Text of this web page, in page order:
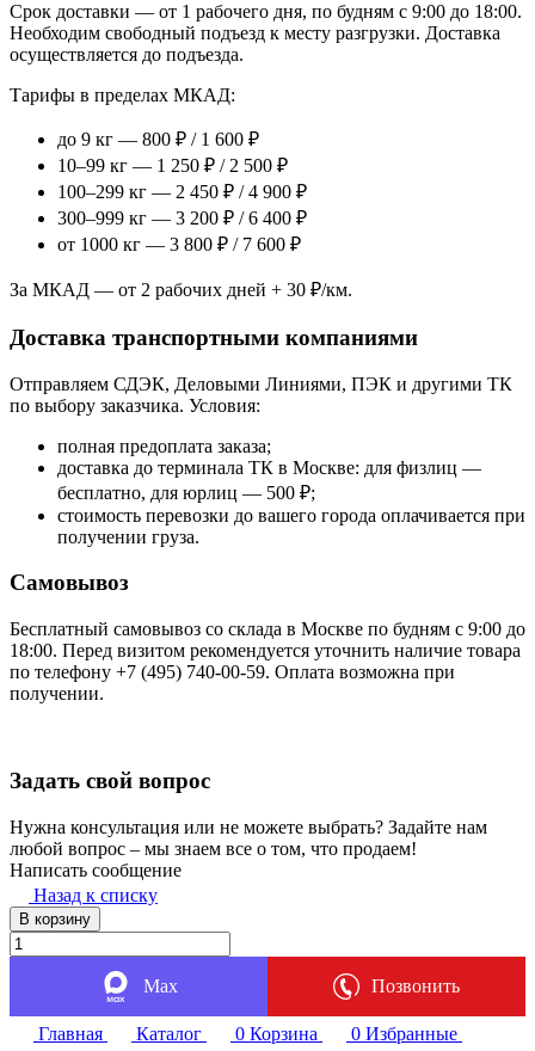
Срок доставки — от 1 рабочего дня, по будням с 9:00 до 18:00.
Необходим свободный подъезд к месту разгрузки. Доставка
осуществляется до подъезда.
Тарифы в пределах МКАД:
до 9 кг — 800 ₽ / 1 600 ₽
10–99 кг — 1 250 ₽ / 2 500 ₽
100–299 кг — 2 450 ₽ / 4 900 ₽
300–999 кг — 3 200 ₽ / 6 400 ₽
от 1000 кг — 3 800 ₽ / 7 600 ₽
За МКАД — от 2 рабочих дней + 30 ₽/км.
Доставка транспортными компаниями
Отправляем СДЭК, Деловыми Линиями, ПЭК и другими ТК
по выбору заказчика. Условия:
полная предоплата заказа;
доставка до терминала ТК в Москве: для физлиц —
бесплатно, для юрлиц — 500 ₽;
стоимость перевозки до вашего города оплачивается при
получении груза.
Самовывоз
Бесплатный самовывоз со склада в Москве по будням с 9:00 до
18:00. Перед визитом рекомендуется уточнить наличие товара
по телефону +7 (495) 740-00-59. Оплата возможна при
получении.
Задать свой вопрос
Нужна консультация или не можете выбрать? Задайте нам
любой вопрос – мы знаем все о том, что продаем!
Написать сообщение
Назад к списку
В корзину
Max Позвонить
Главная Каталог 0 Корзина 0 Избранные